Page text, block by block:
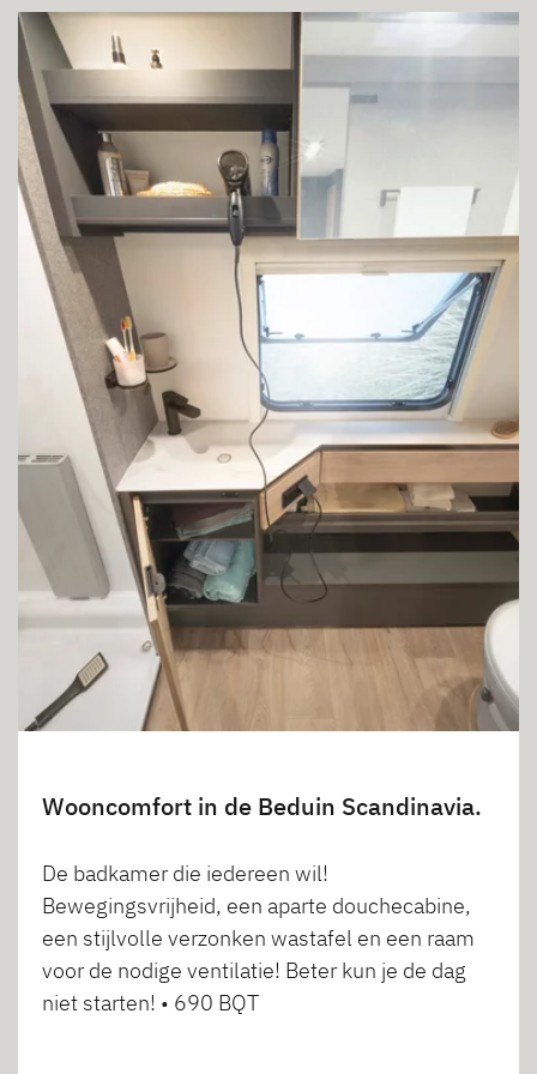
Wooncomfort in de Beduin Scandinavia.
De badkamer die iedereen wil!
Bewegingsvrijheid, een aparte douchecabine,
een stijlvolle verzonken wastafel en een raam
voor de nodige ventilatie! Beter kun je de dag
niet starten! • 690 BQT